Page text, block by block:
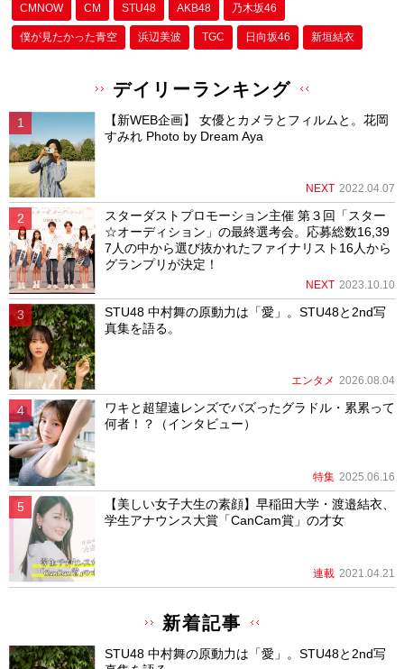
CMNOW CM STU48 AKB48 乃木坂46
僕が⾒たかった⻘空 浜辺美波 TGC 日向坂46 新垣結衣
デイリーランキング
【新WEB企画】 女優とカメラとフィルムと。花岡
すみれ Photo by Dream Aya
NEXT 2022.04.07
スターダストプロモーション主催 第３回「スター
☆オーディション」の最終選考会。応募総数16,39
7人の中から選び抜かれたファイナリスト16人から
グランプリが決定！
NEXT 2023.10.10
STU48 中村舞の原動力は「愛」。STU48と2nd写
真集を語る。
エンタメ 2026.08.04
ワキと超望遠レンズでバズったグラドル・累累って
何者！？（インタビュー）
特集 2025.06.16
【美しい女子大生の素顔】早稲田大学・渡邉結衣、
学生アナウンス大賞「CanCam賞」の才女
連載 2021.04.21
新着記事
STU48 中村舞の原動力は「愛」。STU48と2nd写